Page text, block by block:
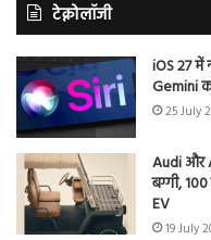
टेक्नोलॉजी
iOS 27 में
Gemini
25 July
Audi और
बग्गी,
EV
19 July